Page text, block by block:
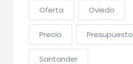
Oferta Oviedo
Precio Presupuesto
Santander